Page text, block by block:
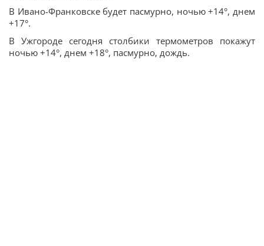
В Ивано-Франковске будет пасмурно, ночью +14°, днем
+17°.
В Ужгороде сегодня столбики термометров покажут
ночью +14°, днем +18°, пасмурно, дождь.